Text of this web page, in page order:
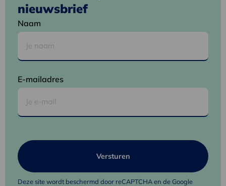
nieuwsbrief
Naam
E-mailadres
Deze site wordt beschermd door reCAPTCHA en de Google